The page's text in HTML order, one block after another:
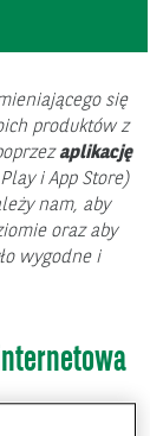
się
produktów z
aplikację
i App Store)
nam, aby
oraz aby
wygodne i